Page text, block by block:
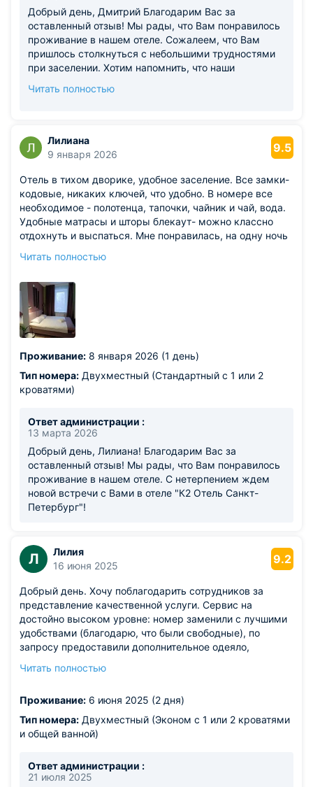
Добрый день, Дмитрий Благодарим Вас за
оставленный отзыв! Мы рады, что Вам понравилось
проживание в нашем отеле. Сожалеем, что Вам
пришлось столкнуться с небольшими трудностями
при заселении. Хотим напомнить, что наши
и всегда готовы помочь по любому вопросу. С
Читать полностью
Лилиана
9 января 2026
9.5
Отель в тихом дворике, удобное заселение. Все замки-
кодовые, никаких ключей, что удобно. В номере все
необходимое - полотенца, тапочки, чайник и чай, вода.
Удобные матрасы и шторы блекаут- можно классно
отдохнуть и выспаться. Мне понравилась, на одну ночь
Из недостатков: нулевая шумоизоляция, слышно
ванной комнате сильный запах канализации.
Читать полностью
Проживание: 8 января 2026 (1 день)
Тип номера: Двухместный (Стандартный с 1 или 2
кроватями)
Ответ администрации :
13 марта 2026
Добрый день, Лилиана! Благодарим Вас за
оставленный отзыв! Мы рады, что Вам понравилось
проживание в нашем отеле. С нетерпением ждем
новой встречи с Вами в отеле "К2 Отель Санкт-
Петербург"!
Л
Лилия
16 июня 2025
9.2
Добрый день. Хочу поблагодарить сотрудников за
представление качественной услуги. Сервис на
достойно высоком уровне: номер заменили с лучшими
удобствами (благодарю, что были свободные), по
запросу предоставили дополнительное одеяло,
Кухня на этаже, максимально укомплектована
необходимости. Поздний выезд не оформляли, но
радушно предложили оставить вещи на ресепшене.
Очень благодарны за отдых! Отель полностью
Из недостатков: окно арендуемого номера выходило во
Читать полностью
Проживание: 6 июня 2025 (2 дня)
Тип номера: Двухместный (Эконом с 1 или 2 кроватями
и общей ванной)
Ответ администрации :
21 июля 2025